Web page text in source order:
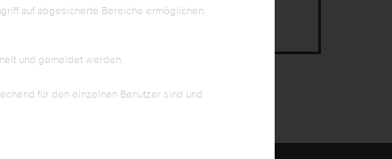
auf abgesicherte Bereiche ermöglichen.
und gemeldet werden.
für den einzelnen Benutzer sind und